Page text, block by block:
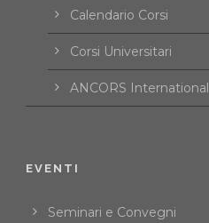
Calendario Corsi
Corsi Universitari
ANCORS International
EVENTI
Seminari e Convegni